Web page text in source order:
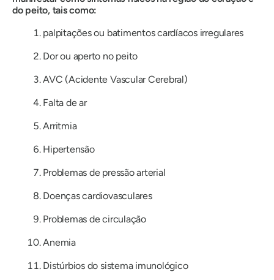
do peito, tais como:
palpitações ou batimentos cardíacos irregulares
Dor ou aperto no peito
AVC (Acidente Vascular Cerebral)
Falta de ar
Arritmia
Hipertensão
Problemas de pressão arterial
Doenças cardiovasculares
Problemas de circulação
Anemia
Distúrbios do sistema imunológico